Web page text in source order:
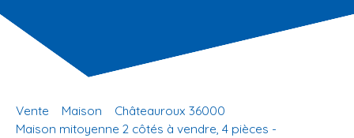
Vente Maison
Châteauroux 36000
Maison mitoyenne 2 côtés à vendre, 4 pièces -